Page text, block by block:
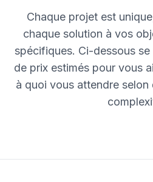
Chaque projet est
chaque solution à vos
spécifiques. Ci-dessous
de prix estimés pour vous
à quoi vous attendre